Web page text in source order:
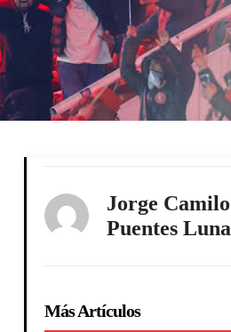
Jorge Camilo
Puentes Luna
Más Artículos